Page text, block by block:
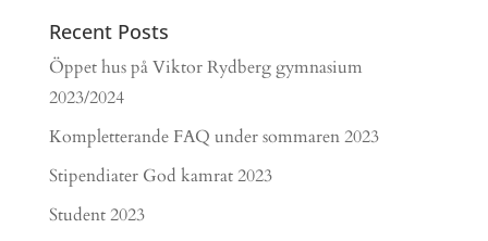
Recent Posts
Öppet hus på Viktor Rydberg gymnasium
2023/2024
Kompletterande FAQ under sommaren 2023
Stipendiater God kamrat 2023
Student 2023